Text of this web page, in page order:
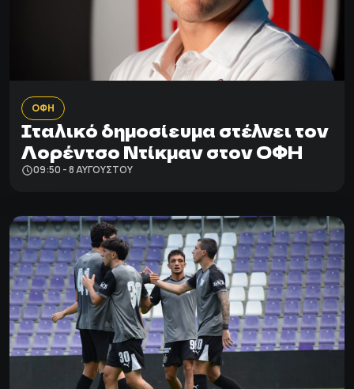
ΟΦΗ
Ιταλικό δημοσίευμα στέλνει τον
Λορέντσο Ντίκμαν στον ΟΦΗ
09:50 - 8 ΑΥΓΟΎΣΤΟΥ